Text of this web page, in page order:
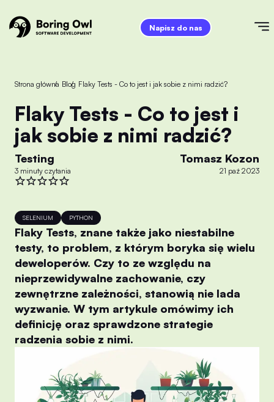
Napisz do nas
Strona główna
/ Blog
/ Flaky Tests - Co to jest i jak sobie z nimi radzić?
Flaky Tests - Co to jest i
jak sobie z nimi radzić?
Testing
3 minuty czytania
Tomasz Kozon
21 paź 2023
SELENIUM PYTHON
Flaky Tests, znane także jako niestabilne
testy, to problem, z którym boryka się wielu
deweloperów. Czy to ze względu na
nieprzewidywalne zachowanie, czy
zewnętrzne zależności, stanowią nie lada
wyzwanie. W tym artykule omówimy ich
definicję oraz sprawdzone strategie
radzenia sobie z nimi.